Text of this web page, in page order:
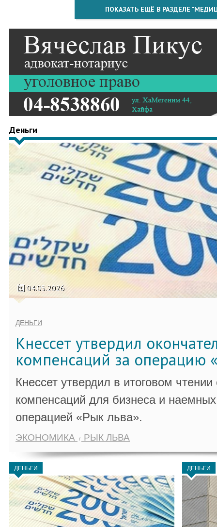
ПОКАЗАТЬ ЕЩЁ В РАЗДЕЛЕ
Деньги
04.05.2026
ДЕНЬГИ
Кнессет утвердил
компенсаций за операцию
Кнессет утвердил в итоговом
компенсаций для бизнеса и
операцией «Рык льва».
ЭКОНОМИКА РЫК ЛЬВА
ДЕНЬГИ ДЕНЬГИ